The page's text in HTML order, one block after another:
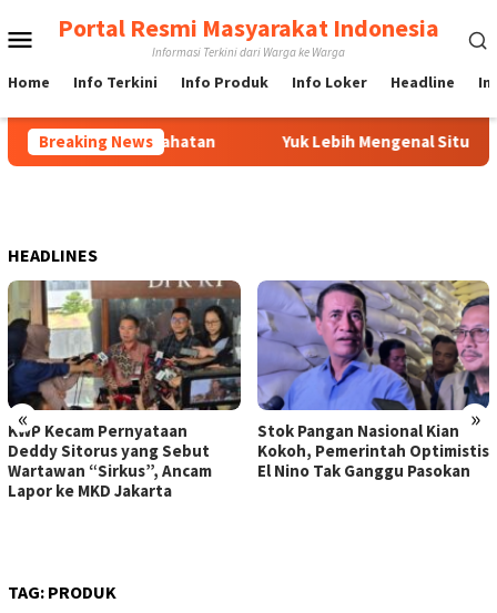
ke
Menu
Mobile
Portal Resmi Masyarakat Indonesia
Informasi Terkini dari Warga ke Warga
Home Info Terkini Info Produk Info Loker Headline
Breaking News
Tujuan Kejahatan Yuk Lebih Mengenal Situs
HEADLINES
« »
KWP Kecam Pernyataan
Deddy Sitorus yang Sebut
Wartawan “Sirkus”, Ancam
Lapor ke MKD Jakarta
Stok Pangan Nasional Kian
Kokoh, Pemerintah Optimistis
El Nino Tak Ganggu Pasokan
TAG: PRODUK